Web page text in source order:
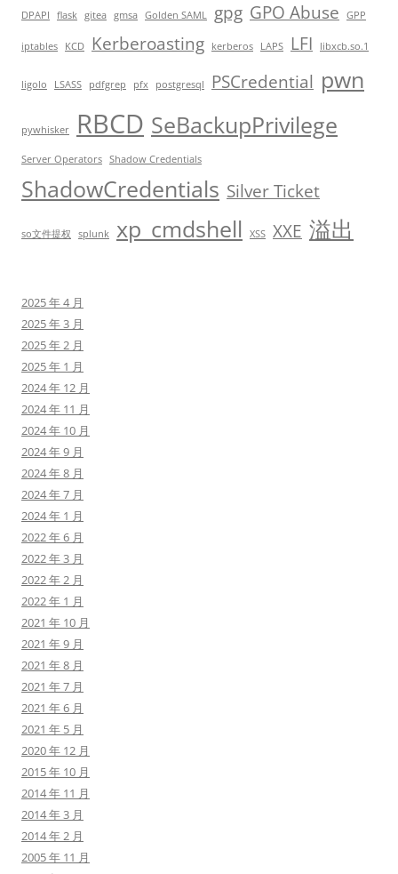
DPAPI flask gitea gmsa Golden SAML gpg GPO Abuse GPP
iptables KCD Kerberoasting kerberos LAPS LFI libxcb.so.1
ligolo LSASS pdfgrep pfx postgresql PSCredential pwn
pywhisker RBCD SeBackupPrivilege
Server Operators Shadow Credentials
ShadowCredentials Silver Ticket
so文件提权 splunk xp_cmdshell XSS XXE 溢出
2025 年 4 月
2025 年 3 月
2025 年 2 月
2025 年 1 月
2024 年 12 月
2024 年 11 月
2024 年 10 月
2024 年 9 月
2024 年 8 月
2024 年 7 月
2024 年 1 月
2022 年 6 月
2022 年 3 月
2022 年 2 月
2022 年 1 月
2021 年 10 月
2021 年 9 月
2021 年 8 月
2021 年 7 月
2021 年 6 月
2021 年 5 月
2020 年 12 月
2015 年 10 月
2014 年 11 月
2014 年 3 月
2014 年 2 月
2005 年 11 月